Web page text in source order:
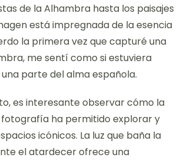
de la Alhambra hasta los paisajes
está impregnada de la esencia
la primera vez que capturé una
me sentí como si estuviera
parte del alma española.
es interesante observar cómo la
fotografía ha permitido explorar y
icónicos. La luz que baña la
el atardecer ofrece una